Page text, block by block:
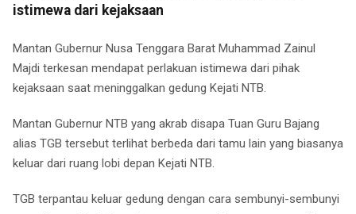
istimewa dari kejaksaan
Mantan Gubernur Nusa Tenggara Barat Muhammad Zainul
Majdi terkesan mendapat perlakuan istimewa dari pihak
kejaksaan saat meninggalkan gedung Kejati NTB.
Mantan Gubernur NTB yang akrab disapa Tuan Guru Bajang
alias TGB tersebut terlihat berbeda dari tamu lain yang biasanya
keluar dari ruang lobi depan Kejati NTB.
TGB terpantau keluar gedung dengan cara sembunyi-sembunyi